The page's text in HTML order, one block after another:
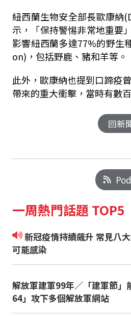
紐西蘭生物安全部長歐康納
示，「保持警惕非常地重要
影響紐西蘭多達77%的野
on)，包括野鹿、豬和羊等。
此外，歐康納也提到口蹄疫
帶來的重大衝擊，當時有數
回新
一周熱門話題 TOP5
新冠疫情持續飆升 常見八大症狀 沒發燒也
可能感染
解放軍建軍99年／「建軍節」
64」攻下多個解放軍網站